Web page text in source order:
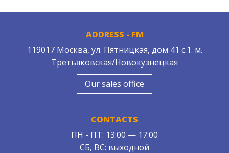
ADDRESS - FM
119017 Москва, ул. Пятницкая, дом 41 с.1. м.
Третьяковская/Новокузнецкая
Our sales office
CONTACTS
ПН - ПТ: 13:00 — 17:00
СБ, ВС: выходной